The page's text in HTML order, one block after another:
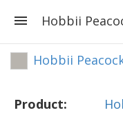
Hobbii
Hobbii
Product: